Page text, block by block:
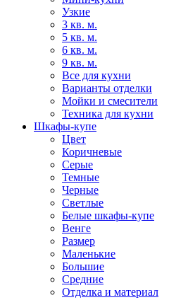
Узкие
3 кв. м.
5 кв. м.
6 кв. м.
9 кв. м.
Все для кухни
Варианты отделки
Мойки и смесители
Техника для кухни
Шкафы-купе
Цвет
Коричневые
Серые
Темные
Черные
Светлые
Белые шкафы-купе
Венге
Размер
Маленькие
Большие
Средние
Отделка и материал